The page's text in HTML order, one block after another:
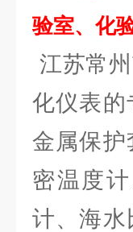
验室、化
江苏常
化仪表的
金属保护
密温度
计、海水